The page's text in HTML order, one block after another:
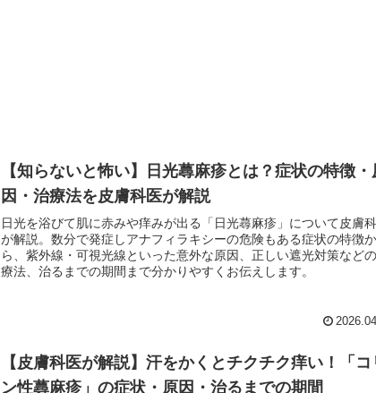
【知らないと怖い】日光蕁麻疹とは？症状の特徴・
因・治療法を皮膚科医が解説
日光を浴びて肌に赤みや痒みが出る「日光蕁麻疹」について皮膚
が解説。数分で発症しアナフィラキシーの危険もある症状の特徴か
ら、紫外線・可視光線といった意外な原因、正しい遮光対策など
療法、治るまでの期間まで分かりやすくお伝えします。
【皮膚科医が解説】汗をかくとチクチク痒い！「コ
ン性蕁麻疹」の症状・原因・治るまでの期間